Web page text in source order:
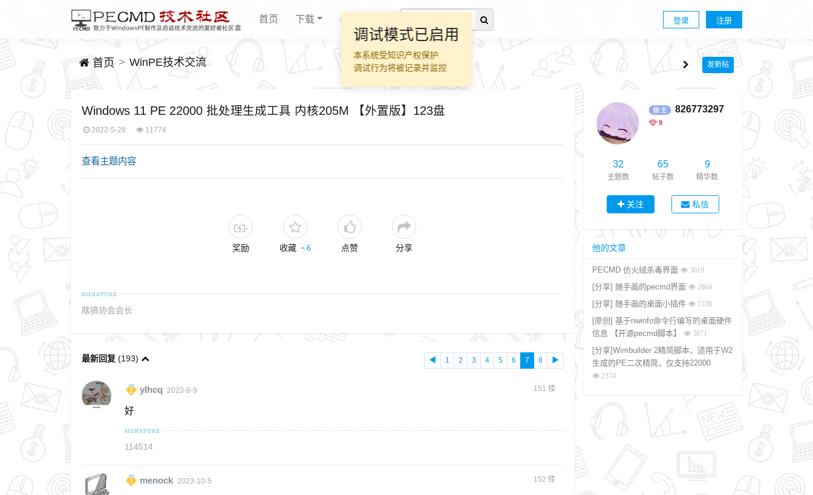
首页 下载 手册 登录 注册
首页 WinPE技术交流 发新帖
Windows 11 PE 22000 批处理生成工具 内核205M 【外置版】123盘
2022-5-28 11774
查看主题内容
奖励 收藏 ・6 点赞 分享
瞎搞协会会长
最新回复(193) ◀ 1 2 3 4 5 6 7 8 ▶
ylhcq 2023-8-9 151 楼
好
114514
menock 2023-10-5 152 楼
826773297
9
32
主题数
65
帖子数
9
精华数
关注 私信
他的文章
PECMD 仿火绒杀毒界面 3619
[分享] 随手画的pecmd界面 2864
[分享] 随手画的桌面小插件 1538
[原创] 基于nwinfo命令行编写的桌面硬件
信息 【开源pecmd脚本】
3871
[分享]Wimbuilder 2精简脚本，适用于W2
生成的PE二次精简，仅支持22000
2374
调试模式已启用
本系统受知识产权保护
调试行为将被记录并监控